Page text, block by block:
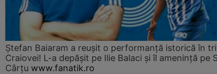
Ștefan Baiaram a reușit o performanță istorică în
Craiovei! L-a depășit pe Ilie Balaci și îl amenință pe
Cârțu www.fanatik.ro